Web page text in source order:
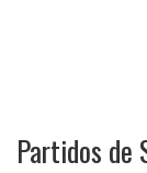
Partidos de